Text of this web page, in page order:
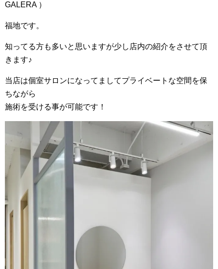
GALERA ）
福地です。
知ってる方も多いと思いますが少し店内の紹介をさせて頂
きます♪
当店は個室サロンになってましてプライベートな空間を保
ちながら
施術を受ける事が可能です！